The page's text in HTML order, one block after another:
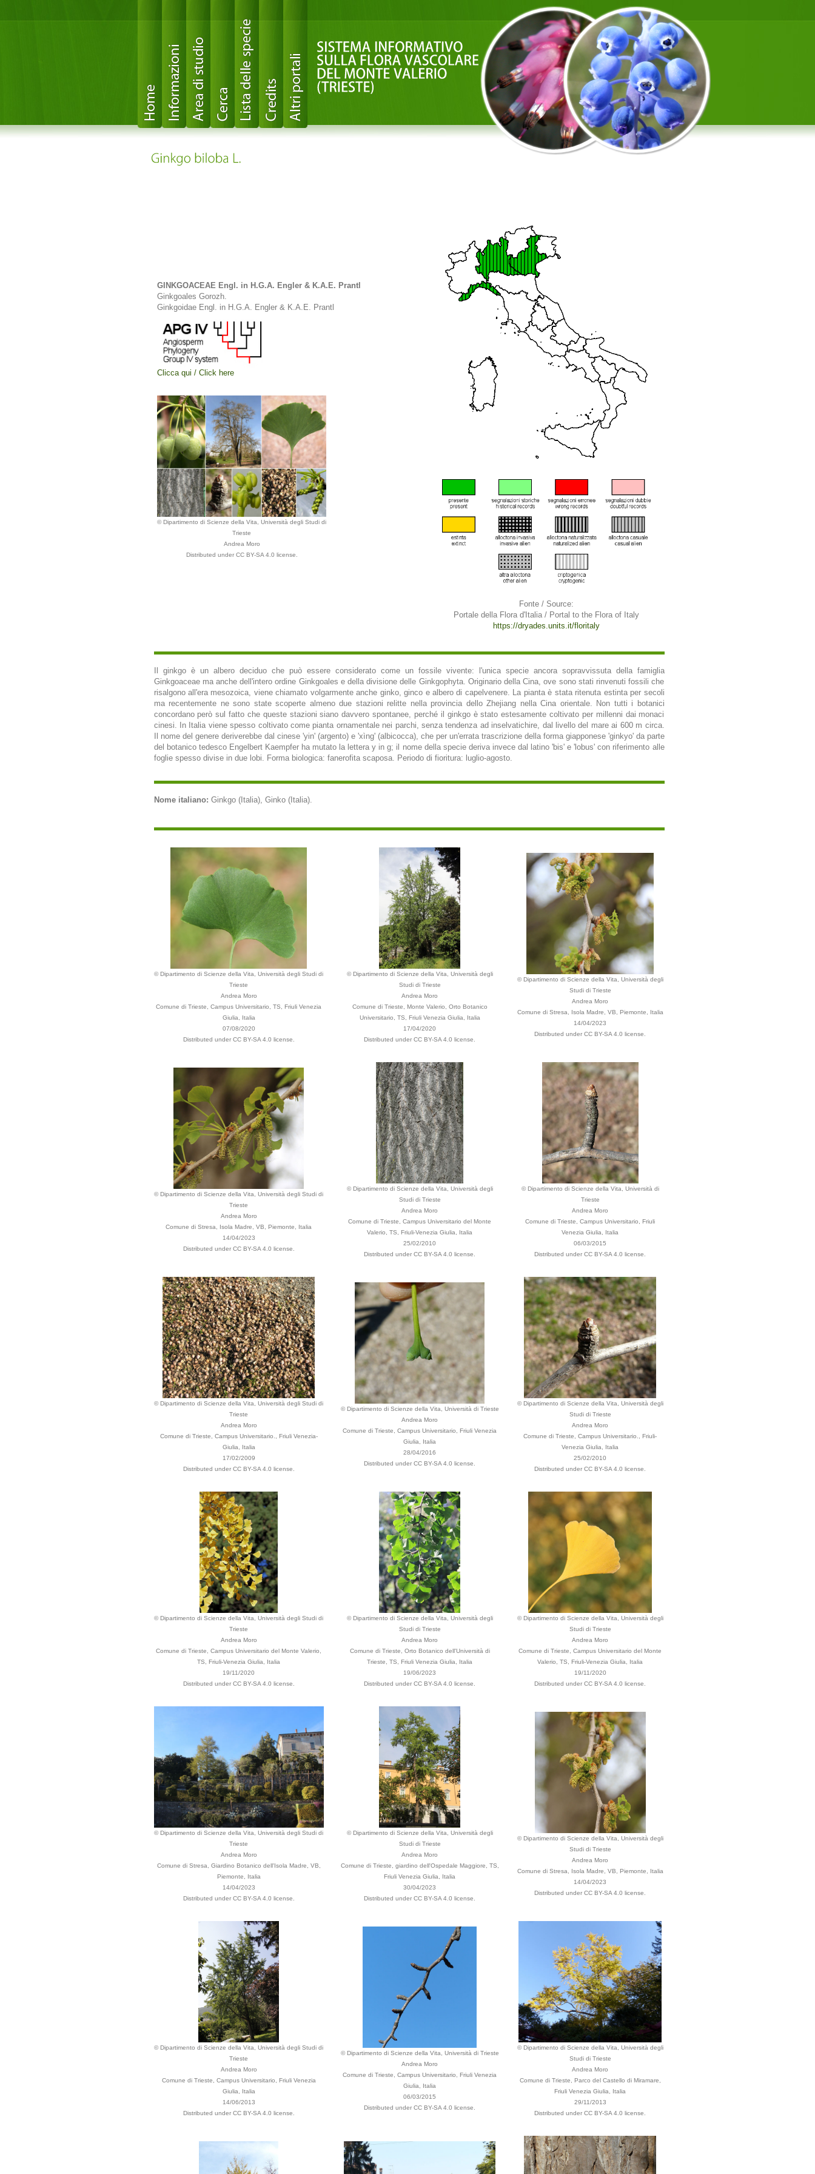
GINKGOACEAE Engl. in H.G.A. Engler & K.A.E. Prantl
Ginkgoales Gorozh.
Ginkgoidae Engl. in H.G.A. Engler & K.A.E. Prantl
Clicca qui / Click here
© Dipartimento di Scienze della Vita, Università degli Studi di
Trieste
Andrea Moro
Distributed under CC BY-SA 4.0 license.
Fonte / Source:
Portale della Flora d'Italia / Portal to the Flora of Italy
https://dryades.units.it/floritaly
Il ginkgo è un albero deciduo che può essere considerato come un fossile vivente: l'unica specie ancora sopravvissuta della famiglia
Ginkgoaceae ma anche dell'intero ordine Ginkgoales e della divisione delle Ginkgophyta. Originario della Cina, ove sono stati rinvenuti fossili che
risalgono all'era mesozoica, viene chiamato volgarmente anche ginko, ginco e albero di capelvenere. La pianta è stata ritenuta estinta per secoli
ma recentemente ne sono state scoperte almeno due stazioni relitte nella provincia dello Zhejiang nella Cina orientale. Non tutti i botanici
concordano però sul fatto che queste stazioni siano davvero spontanee, perché il ginkgo è stato estesamente coltivato per millenni dai monaci
cinesi. In Italia viene spesso coltivato come pianta ornamentale nei parchi, senza tendenza ad inselvatichire, dal livello del mare ai 600 m circa.
Il nome del genere deriverebbe dal cinese 'yin' (argento) e 'xìng' (albicocca), che per un'errata trascrizione della forma giapponese 'ginkyo' da parte
del botanico tedesco Engelbert Kaempfer ha mutato la lettera y in g; il nome della specie deriva invece dal latino 'bis' e 'lobus' con riferimento alle
foglie spesso divise in due lobi. Forma biologica: fanerofita scaposa. Periodo di fioritura: luglio-agosto.
Nome italiano: Ginkgo (Italia), Ginko (Italia).
© Dipartimento di Scienze della Vita, Università degli Studi di
Trieste
Andrea Moro
Comune di Trieste, Campus Universitario, TS, Friuli Venezia
Giulia, Italia
07/08/2020
Distributed under CC BY-SA 4.0 license.
© Dipartimento di Scienze della Vita, Università degli
Studi di Trieste
Andrea Moro
Comune di Trieste, Monte Valerio, Orto Botanico
Universitario, TS, Friuli Venezia Giulia, Italia
17/04/2020
Distributed under CC BY-SA 4.0 license.
© Dipartimento di Scienze della Vita, Università degli
Studi di Trieste
Andrea Moro
Comune di Stresa, Isola Madre, VB, Piemonte, Italia
14/04/2023
Distributed under CC BY-SA 4.0 license.
© Dipartimento di Scienze della Vita, Università degli Studi di
Trieste
Andrea Moro
Comune di Stresa, Isola Madre, VB, Piemonte, Italia
14/04/2023
Distributed under CC BY-SA 4.0 license.
© Dipartimento di Scienze della Vita, Università degli
Studi di Trieste
Andrea Moro
Comune di Trieste, Campus Universitario del Monte
Valerio, TS, Friuli-Venezia Giulia, Italia
25/02/2010
Distributed under CC BY-SA 4.0 license.
© Dipartimento di Scienze della Vita, Università di
Trieste
Andrea Moro
Comune di Trieste, Campus Universitario, Friuli
Venezia Giulia, Italia
06/03/2015
Distributed under CC BY-SA 4.0 license.
© Dipartimento di Scienze della Vita, Università degli Studi di
Trieste
Andrea Moro
Comune di Trieste, Campus Universitario., Friuli Venezia-
Giulia, Italia
17/02/2009
Distributed under CC BY-SA 4.0 license.
© Dipartimento di Scienze della Vita, Università di Trieste
Andrea Moro
Comune di Trieste, Campus Universitario, Friuli Venezia
Giulia, Italia
28/04/2016
Distributed under CC BY-SA 4.0 license.
© Dipartimento di Scienze della Vita, Università degli
Studi di Trieste
Andrea Moro
Comune di Trieste, Campus Universitario., Friuli-
Venezia Giulia, Italia
25/02/2010
Distributed under CC BY-SA 4.0 license.
© Dipartimento di Scienze della Vita, Università degli Studi di
Trieste
Andrea Moro
Comune di Trieste, Campus Universitario del Monte Valerio,
TS, Friuli-Venezia Giulia, Italia
19/11/2020
Distributed under CC BY-SA 4.0 license.
© Dipartimento di Scienze della Vita, Università degli
Studi di Trieste
Andrea Moro
Comune di Trieste, Orto Botanico dell'Università di
Trieste, TS, Friuli Venezia Giulia, Italia
19/06/2023
Distributed under CC BY-SA 4.0 license.
© Dipartimento di Scienze della Vita, Università degli
Studi di Trieste
Andrea Moro
Comune di Trieste, Campus Universitario del Monte
Valerio, TS, Friuli-Venezia Giulia, Italia
19/11/2020
Distributed under CC BY-SA 4.0 license.
© Dipartimento di Scienze della Vita, Università degli Studi di
Trieste
Andrea Moro
Comune di Stresa, Giardino Botanico dell'Isola Madre, VB,
Piemonte, Italia
14/04/2023
Distributed under CC BY-SA 4.0 license.
© Dipartimento di Scienze della Vita, Università degli
Studi di Trieste
Andrea Moro
Comune di Trieste, giardino dell'Ospedale Maggiore, TS,
Friuli Venezia Giulia, Italia
30/04/2023
Distributed under CC BY-SA 4.0 license.
© Dipartimento di Scienze della Vita, Università degli
Studi di Trieste
Andrea Moro
Comune di Stresa, Isola Madre, VB, Piemonte, Italia
14/04/2023
Distributed under CC BY-SA 4.0 license.
© Dipartimento di Scienze della Vita, Università degli Studi di
Trieste
Andrea Moro
Comune di Trieste, Campus Universitario, Friuli Venezia
Giulia, Italia
14/06/2013
Distributed under CC BY-SA 4.0 license.
© Dipartimento di Scienze della Vita, Università di Trieste
Andrea Moro
Comune di Trieste, Campus Universitario, Friuli Venezia
Giulia, Italia
06/03/2015
Distributed under CC BY-SA 4.0 license.
© Dipartimento di Scienze della Vita, Università degli
Studi di Trieste
Andrea Moro
Comune di Trieste, Parco del Castello di Miramare,
Friuli Venezia Giulia, Italia
29/11/2013
Distributed under CC BY-SA 4.0 license.